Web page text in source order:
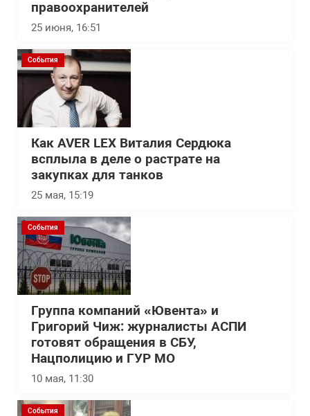
правоохранителей
25 июня, 16:51
События
Как AVER LEX Виталия Сердюка
всплыла в деле о растрате на
закупках для танков
25 мая, 15:19
События
Группа компаний «Ювента» и
Григорий Чиж: журналисты АСПИ
готовят обращения в СБУ,
Нацполицию и ГУР МО
10 мая, 11:30
События